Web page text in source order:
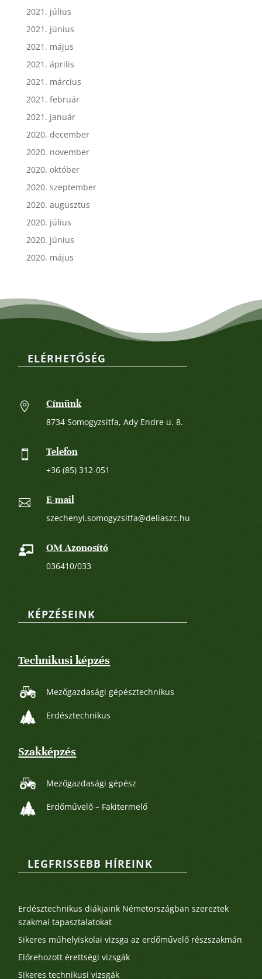
2021. július
2021. június
2021. május
2021. április
2021. március
2021. február
2021. január
2020. december
2020. november
2020. október
2020. szeptember
2020. augusztus
2020. július
2020. június
2020. május
ELÉRHETŐSÉG
 Címünk
8734 Somogyzsitfa, Ady Endre u. 8.
 Telefon
+36 (85) 312-051
 E-mail
szechenyi.somogyzsitfa@deliaszc.hu
 OM Azonosító
036410/033
KÉPZÉSEINK
Technikusi képzés
Mezőgazdasági gépésztechnikus
Erdésztechnikus
Szakképzés
Mezőgazdasági gépész
Erdőművelő – Fakitermelő
LEGFRISSEBB HÍREINK
Erdésztechnikus diákjaink Németországban szereztek
szakmai tapasztalatokat
Sikeres műhelyiskolai vizsga az erdőművelő részszakmán
Előrehozott érettségi vizsgák
Sikeres technikusi vizsgák